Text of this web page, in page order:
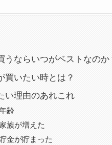
うならいつがベストなのか
買いたい時とは？
い理由のあれこれ
齢
族が増えた
貯金が貯まった